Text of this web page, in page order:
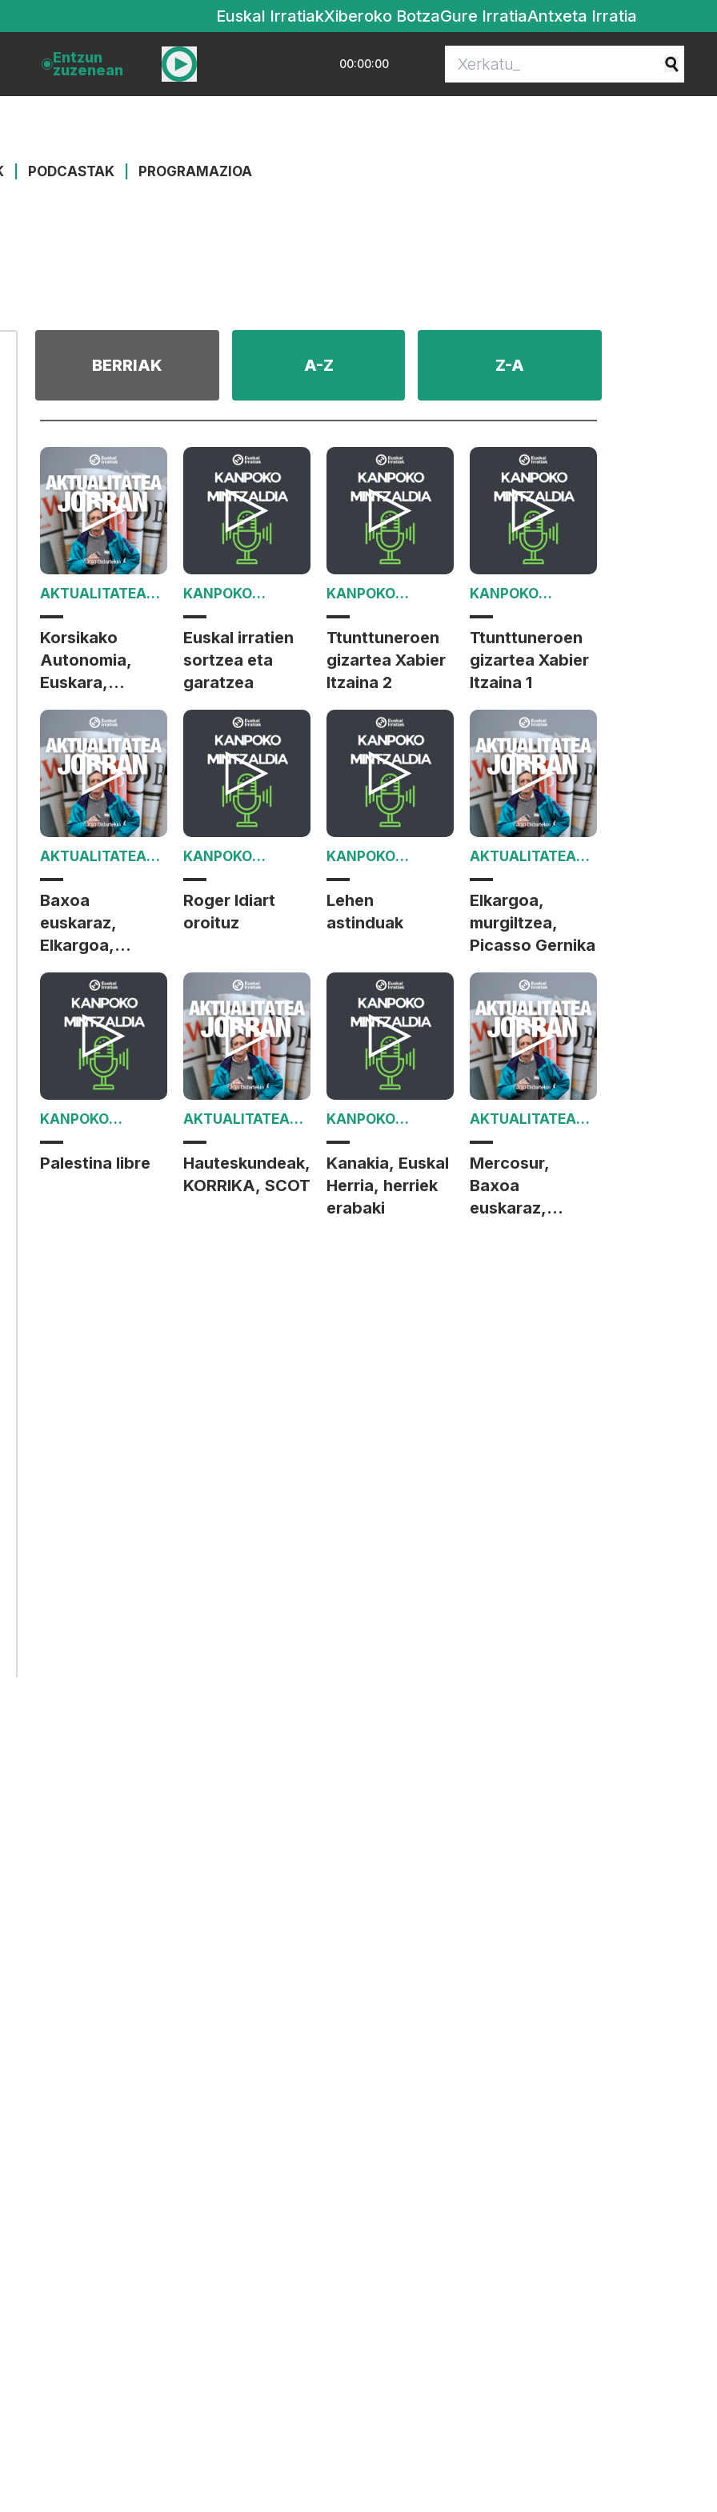
Euskal IrratiakXiberoko BotzaGure IrratiaAntxeta Irratia
Entzun
zuzenean 00:00:00
PODCASTAK PROGRAMAZIOA
BERRIAK A-Z Z-A
AKTUALITATEA
JORRAN
Korsikako
Autonomia,
Euskara,
Marienia
KANPOKO
MINTZALDIA
Euskal irratien
sortzea eta
garatzea
KANPOKO
MINTZALDIA
Ttunttuneroen
gizartea Xabier
Itzaina 2
KANPOKO
MINTZALDIA
Ttunttuneroen
gizartea Xabier
Itzaina 1
AKTUALITATEA
JORRAN
Baxoa
euskaraz,
Elkargoa,
Flotilla
KANPOKO
MINTZALDIA
Roger Idiart
oroituz
KANPOKO
MINTZALDIA
Lehen
astinduak
AKTUALITATEA
JORRAN
Elkargoa,
murgiltzea,
Picasso Gernika
KANPOKO
MINTZALDIA
Palestina libre
AKTUALITATEA
JORRAN
Hauteskundeak,
KORRIKA, SCOT
KANPOKO
MINTZALDIA
Kanakia, Euskal
Herria, herriek
erabaki
AKTUALITATEA
JORRAN
Mercosur,
Baxoa
euskaraz,